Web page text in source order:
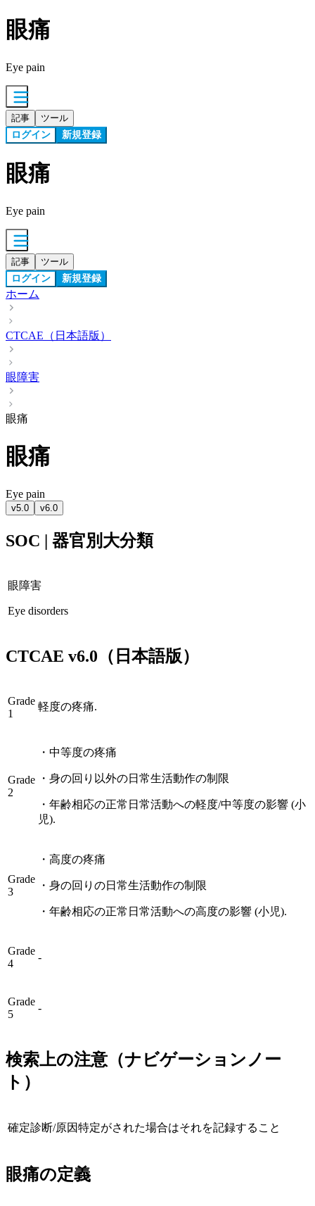
眼痛
Eye pain
記事 ツール
ログイン 新規登録
眼痛
Eye pain
記事 ツール
ログイン 新規登録
ホーム
CTCAE（日本語版）
眼障害
眼痛
眼痛
Eye pain
v5.0 v6.0
SOC | 器官別大分類
眼障害
Eye disorders
CTCAE v6.0 （日本語版）
Grade
1
軽度の疼痛.
Grade
2
・ 中等度の疼痛
・ 身の回り以外の日常生活動作の制限
・ 年齢相応の正常日常活動への軽度/中等度の影響 (小
児).
Grade
3
・ 高度の疼痛
・ 身の回りの日常生活動作の制限
・ 年齢相応の正常日常活動への高度の影響 (小児).
Grade
4
-
Grade
5
-
検索上の注意（ナビゲーションノー
ト）
確定診断/原因特定がされた場合はそれを記録すること
眼痛の定義